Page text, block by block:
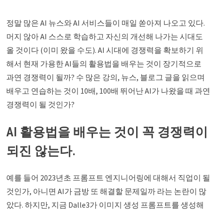
정말 많은 AI 뉴스와 AI 서비스들이 매일 쏟아져 나오고 있다.
머지 않아 AI 스스로 학습하고 자신의 개선해 나가는 시대도
올 것이다 (이미 왔을 수도). AI 시대에 경쟁력을 확보하기 위
해서 현재 가용한 AI들의 활용법을 배우는 것이 장기적으로
과연 경쟁력이 될까? 수 많은 강의, 뉴스, 블로그 글을 읽으며
배우고 연습하는 것이 10배, 100배 뛰어난 AI가 나왔을 때 과연
경쟁력이 될 것인가?
AI 활용법을 배우는 것이 꼭 경쟁력이
되진 않는다.
예를 들어 2023년초 프롬프트 엔지니어링에 대해서 직업이 될
것인가, 아니면 AI가 금방 또 해결할 문제일까 라는 논란이 많
았다. 하지만, 지금 Dalle3가 이미지 생성 프롬프트를 생성해